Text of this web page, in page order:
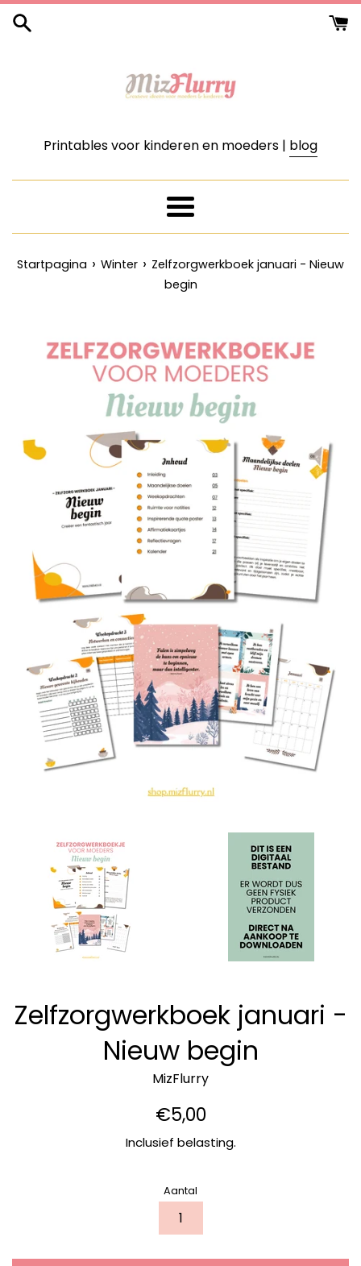
Meteen
naar
Printables voor kinderen en moeders | blog
Menu
Startpagina › Winter › Zelfzorgwerkboek januari - Nieuw
begin
Zelfzorgwerkboek januari -
Nieuw begin
MizFlurry
Normale
€5,00
Inclusief belasting.
Aantal